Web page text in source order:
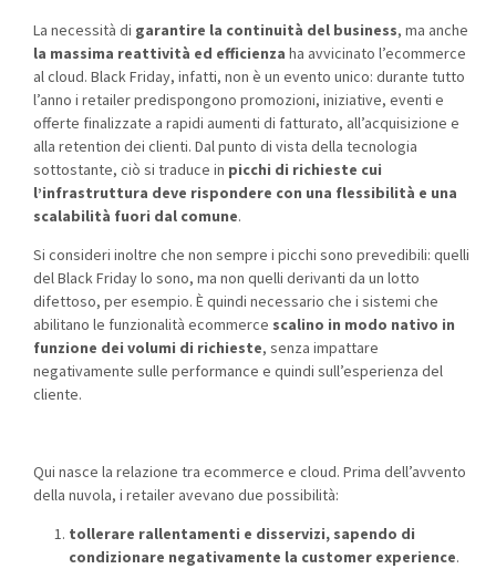
La necessità di garantire la continuità del business, ma anche
la massima reattività ed efficienza ha avvicinato l’ecommerce
al cloud. Black Friday, infatti, non è un evento unico: durante tutto
l’anno i retailer predispongono promozioni, iniziative, eventi e
offerte finalizzate a rapidi aumenti di fatturato, all’acquisizione e
alla retention dei clienti. Dal punto di vista della tecnologia
sottostante, ciò si traduce in picchi di richieste cui
l’infrastruttura deve rispondere con una flessibilità e una
scalabilità fuori dal comune.
Si consideri inoltre che non sempre i picchi sono prevedibili: quelli
del Black Friday lo sono, ma non quelli derivanti da un lotto
difettoso, per esempio. È quindi necessario che i sistemi che
abilitano le funzionalità ecommerce scalino in modo nativo in
funzione dei volumi di richieste, senza impattare
negativamente sulle performance e quindi sull’esperienza del
cliente.
Qui nasce la relazione tra ecommerce e cloud. Prima dell’avvento
della nuvola, i retailer avevano due possibilità:
tollerare rallentamenti e disservizi, sapendo di
condizionare negativamente la customer experience.